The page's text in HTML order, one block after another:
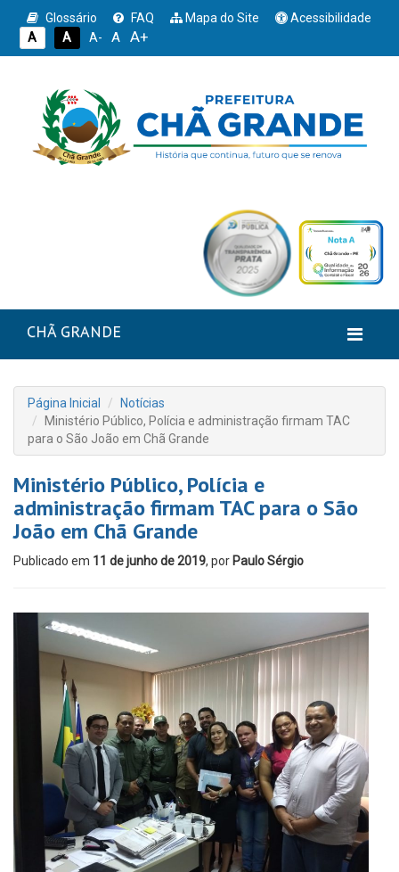
Glossário FAQ Mapa do Site
Acessibilidade
A
A A- A A+
CHÃ GRANDE
Página Inicial
Notícias
Ministério Público, Polícia e administração firmam TAC
para o São João em Chã Grande
Ministério Público, Polícia e
administração firmam TAC para o São
João em Chã Grande
Publicado em 11 de junho de 2019, por Paulo Sérgio